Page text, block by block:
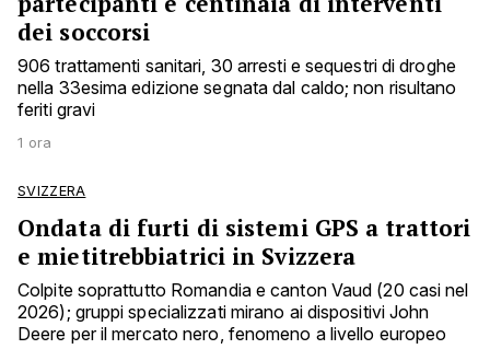
dei soccorsi
906 trattamenti sanitari, 30 arresti e sequestri di droghe
nella 33esima edizione segnata dal caldo; non risultano
feriti gravi
1 ora
SVIZZERA
Ondata di furti di sistemi GPS a trattori
e mietitrebbiatrici in Svizzera
Colpite soprattutto Romandia e canton Vaud (20 casi nel
2026); gruppi specializzati mirano ai dispositivi John
Deere per il mercato nero, fenomeno a livello europeo